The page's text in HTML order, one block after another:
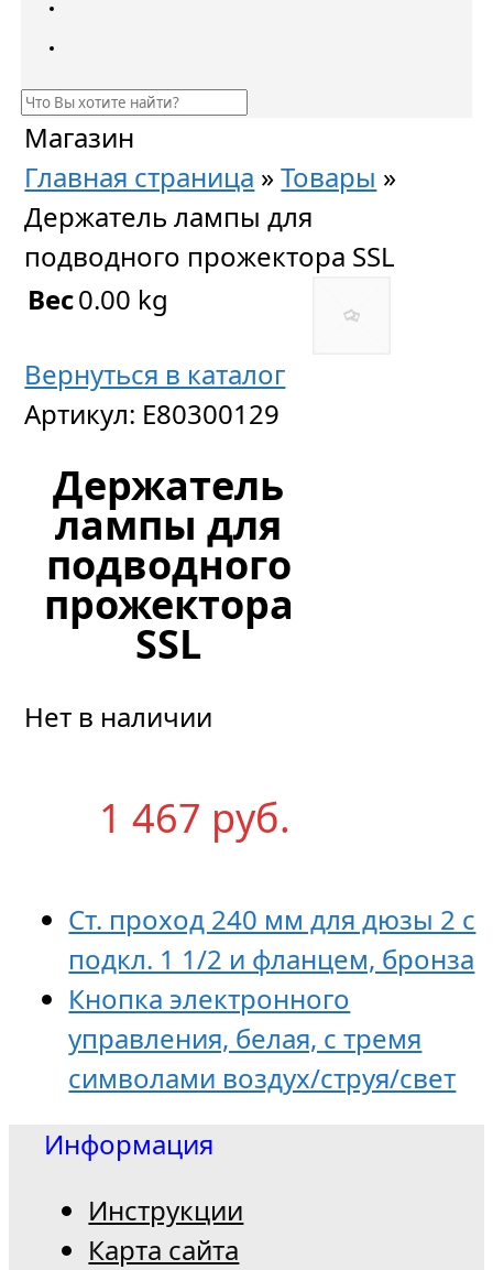
Магазин
Главная страница »Товары »
Держатель лампы для
подводного прожектора SSL
Вернуться в каталог
Артикул: E80300129
Держатель
лампы для
подводного
прожектора
SSL
Нет в наличии
1 467 руб.
Вес0.00 kg
Ст. проход 240 мм для дюзы 2 с
подкл. 1 1/2 и фланцем, бронза
Кнопка электронного
управления, белая, с тремя
символами воздух/струя/свет
Информация
Инструкции
Карта сайта